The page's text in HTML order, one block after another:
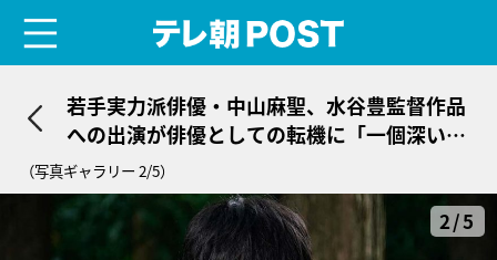
若手実力派俳優・中山麻聖、水谷豊監督作品
への出演が俳優としての転機に「一個深いと
ころに…」
（写真ギャラリー 2/5）
2/5